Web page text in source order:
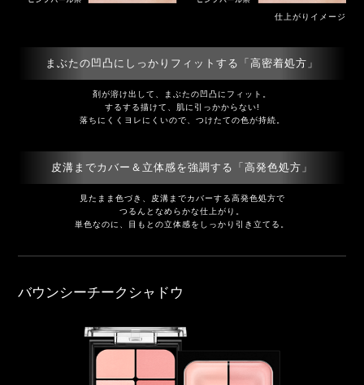
仕上がりイメージ
まぶたの凹凸にしっかりフィットする 「高密着処方」
剤が溶け出して、まぶたの凹凸にフィット。
するする描けて、肌に引っかからない!
落ちにくくヨレにくいので、つけたての色が持続。
皮溝までカバー＆立体感を強調する 「高発色処方」
見たまま色づき、皮溝までカバーする高発色処方で
つるんとなめらかな仕上がり。
単色なのに、目もとの立体感をしっかり引き立てる。
バウンシーチークシャドウ